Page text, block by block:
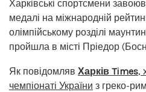
Харківські спортсмени
медалі на міжнародній
олімпійському розділі
пройшла в місті Пріедор
Як повідомляв Харків Times,
чемпіонаті України з греко-